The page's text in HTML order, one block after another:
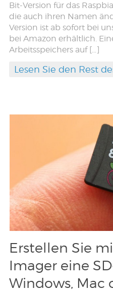
Bit-Version für das
die auch ihren Namen
Version ist ab sofort bei
bei Amazon erhältlich.
Arbeitsspeichers auf […]
Lesen Sie den Rest
Erstellen Sie
Imager eine
Windows, Mac